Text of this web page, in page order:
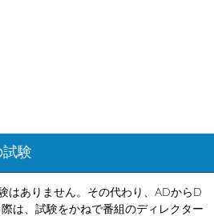
験
はありません。その代わり、ADからD
は、試験をかねで番組のディレクター